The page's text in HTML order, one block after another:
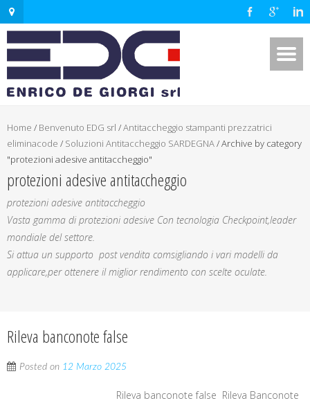
Home / Benvenuto EDG srl /Antitaccheggio stampanti prezzatrici
eliminacode / Soluzioni Antitaccheggio SARDEGNA/Archive by category
"protezioni adesive antitaccheggio"
protezioni adesive antitaccheggio
protezioni adesive antitaccheggio
Vasta gamma di protezioni adesive Con tecnologia Checkpoint,leader
mondiale del settore.
Si attua un supporto post vendita comsigliando i vari modelli da
applicare,per ottenere il miglior rendimento con scelte oculate.
Rileva banconote false
Posted on 12 Marzo 2025
Rileva banconote false Rileva Banconote